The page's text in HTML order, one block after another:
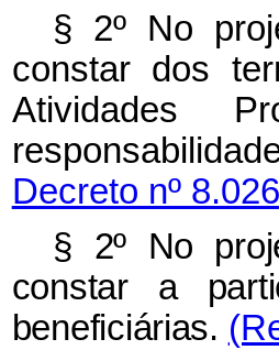
§ 2º No
constar dos
Atividades
Decreto nº
§ 2º No
constar a
beneficiárias.